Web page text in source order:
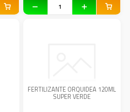
FERTILIZANTE ORQUIDEA 120ML
SUPER VERDE